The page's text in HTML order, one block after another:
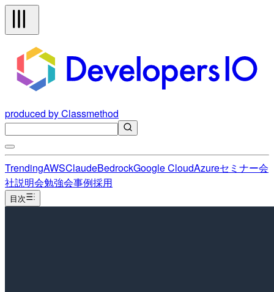
produced by Classmethod
TrendingAWSClaudeBedrockGoogle CloudAzureセミナー会
社説明会勉強会事例採用
目次